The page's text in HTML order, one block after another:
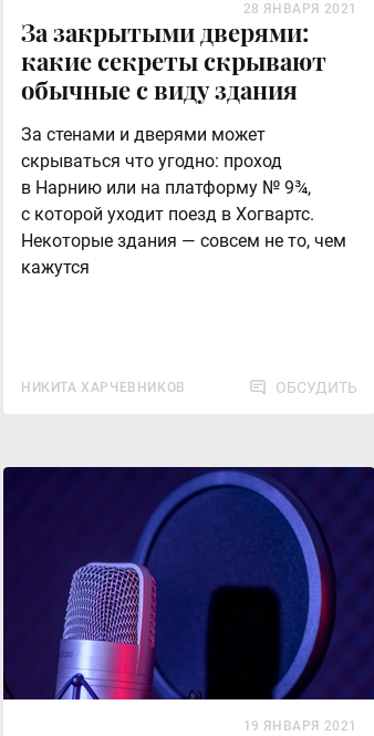
За закрытыми дверями:
какие секреты скрывают
обычные с виду здания
За стенами и дверями может
скрываться что угодно: проход
в Нарнию или на платформу № 9¾,
с которой уходит поезд в Хогвартс.
Некоторые здания — совсем не то, чем
кажутся
НИКИТА ХАРЧЕВНИКОВ
28 ЯНВАРЯ 2021
ОБСУДИТЬ
19 ЯНВАРЯ 2021